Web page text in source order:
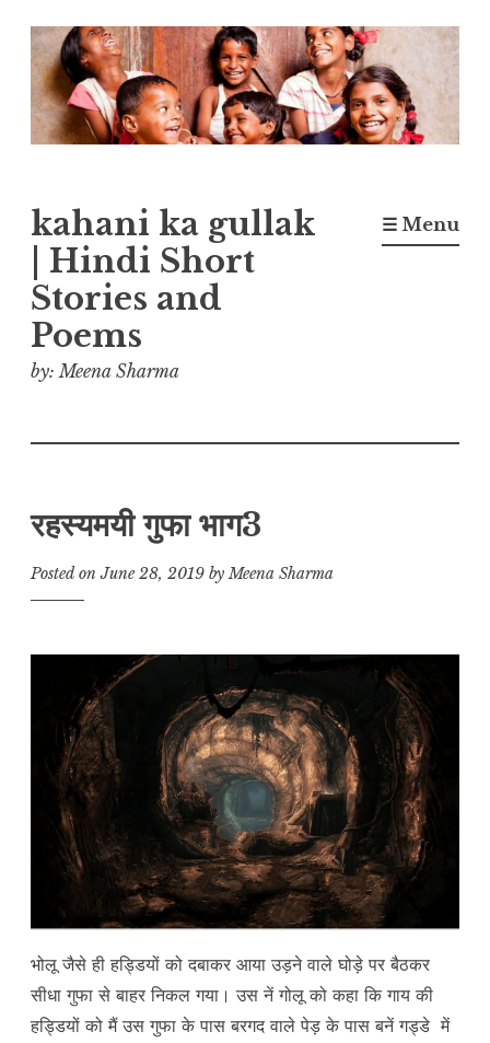
Skip
to
content
kahani ka gullak
| Hindi Short
Stories and
Poems
by: Meena Sharma
☰ Menu
रहस्यमयी गुफा भाग3
Posted onJune 28, 2019 byMeena Sharma
भोलू जैसे ही हड्डियों को दबाकर आया उड़ने वाले घोड़े पर बैठकर
सीधा गुफा से बाहर निकल गया। उस नें गोलू को कहा कि गाय की
हड्डियों को मैं उस गुफा के पास बरगद वाले पेड़ के पास बनें गड्डे में